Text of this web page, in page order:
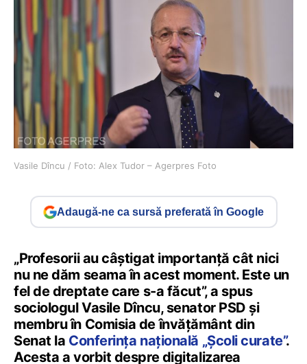
Vasile Dîncu / Foto: Alex Tudor – Agerpres Foto
Adaugă-ne ca sursă preferată în Google
„Profesorii au câștigat importanță cât nici
nu ne dăm seama în acest moment. Este un
fel de dreptate care s-a făcut”, a spus
sociologul Vasile Dîncu, senator PSD și
membru în Comisia de învățământ din
Senat la Conferința națională „Școli curate”.
Acesta a vorbit despre digitalizarea